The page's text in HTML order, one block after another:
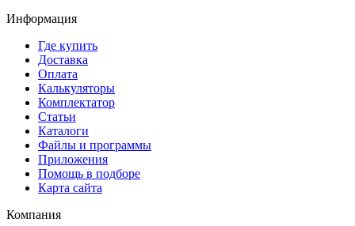
Информация
Где купить
Доставка
Оплата
Калькуляторы
Комплектатор
Статьи
Каталоги
Файлы и программы
Приложения
Помощь в подборе
Карта сайта
Компания